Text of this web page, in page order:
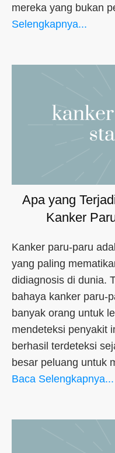
mereka yang bukan
Selengkapnya...
Apa yang
Kanker
Kanker paru-paru
yang paling
didiagnosis di dunia.
bahaya kanker paru-
banyak orang untuk
mendeteksi penyakit
berhasil terdeteksi
besar peluang untuk
Baca Selengkapnya...